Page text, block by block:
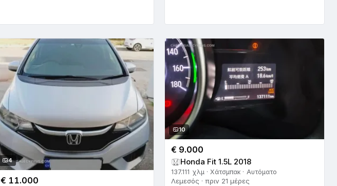
4
€ 11.000
10
€ 9.000
Honda Fit 1.5L 2018
137.111 χλμ · Χάτσμπακ · Αυτόματο
Λεμεσός · πριν 21 μέρες